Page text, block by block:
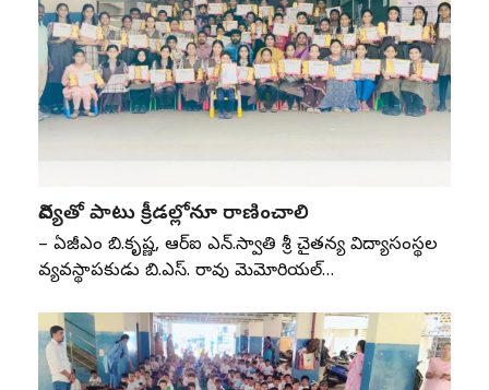
విద్యతో పాటు క్రీడల్లోనూ రాణించాలి
– ఏజీఎం బి.కృష్ణ, ఆర్‌ఐ ఎన్‌.స్వాతి శ్రీ చైతన్య విద్యాసంస్థల
వ్యవస్థాపకుడు బి.ఎస్‌. రావు మెమోరియల్‌…